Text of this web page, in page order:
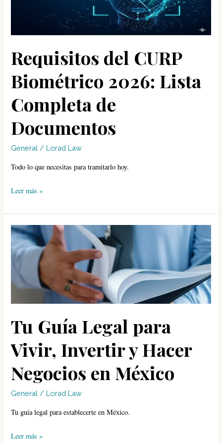
Requisitos del CURP
Biométrico 2026: Lista
Completa de
Documentos
General / Lorad Law
Todo lo que necesitas para tramitarlo hoy.
Requisitos
CURP
Biométrico
2026:
Lista
Completa
de
Leer más »
Tu Guía Legal para
Vivir, Invertir y Hacer
Negocios en México
General / Lorad Law
Tu guía legal para establecerte en México.
Tu
Leer más »